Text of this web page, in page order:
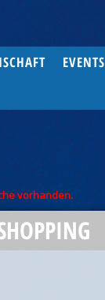
EVENTS
vorhanden.